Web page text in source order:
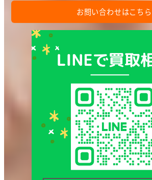
お問い合わせはこちら